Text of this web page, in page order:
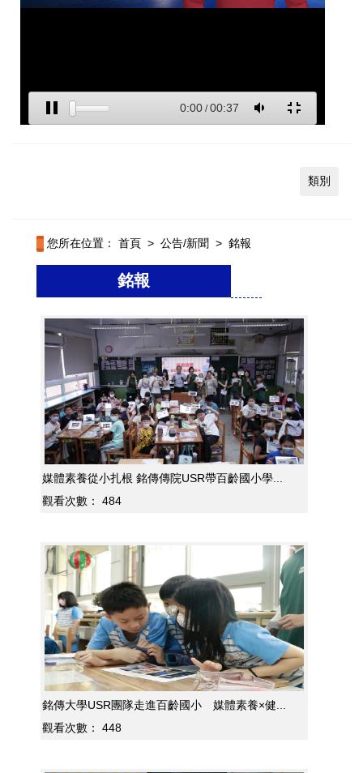
類別
您所在位置： 首頁 > 公告/新聞 > 銘報
銘報
媒體素養從小扎根 銘傳傳院USR帶百齡國小學...
觀看次數：
484
銘傳大學USR團隊走進百齡國小 媒體素養×健...
觀看次數：
448